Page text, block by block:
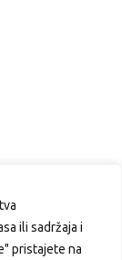
ili sadržaja i
pristajete na